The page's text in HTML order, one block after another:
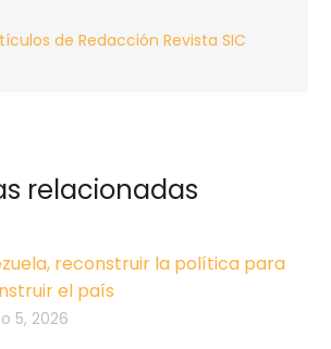
de Redacción Revista SIC
relacionadas
reconstruir la política para
el país
5, 2026